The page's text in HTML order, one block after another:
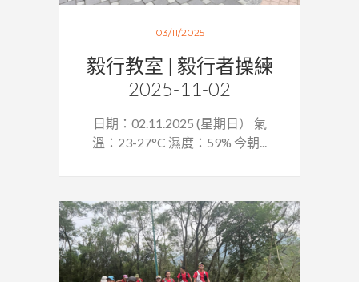
03/11/2025
毅行教室 | 毅行者操練
2025-11-02
日期：02.11.2025 (星期日） 氣
溫：23-27°C 濕度：59% 今朝...